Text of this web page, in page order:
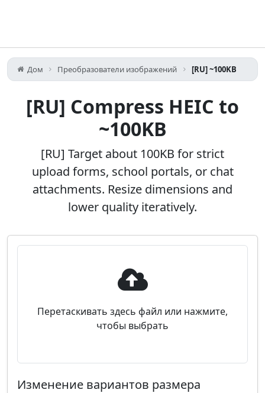
Дом Преобразователи изображений [RU] ~100KB
[RU] Compress HEIC to
~100KB
[RU] Target about 100KB for strict
upload forms, school portals, or chat
attachments. Resize dimensions and
lower quality iteratively.
Перетаскивать здесь файл или нажмите,
чтобы выбрать
Изменение вариантов размера